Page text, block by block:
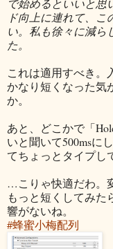
で始めるといいと思
ド向上に連れて、
い。私も徐々に減ら
た。
これは適用すべき。
かなり短くなった気
か。
あと、どこかで「
いと聞いて500msに
てちょっとタイプし
…こりゃ快適だわ。
もっと短くしてみた
響がないね。
#蜂蜜小梅配列